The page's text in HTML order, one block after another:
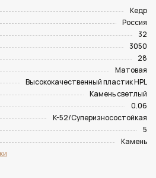
Кедр
Россия
32
3050
28
Матовая
Высококачественный пластик HPL
Камень светлый
0.06
K-52/Суперизносостойкая
5
Камень